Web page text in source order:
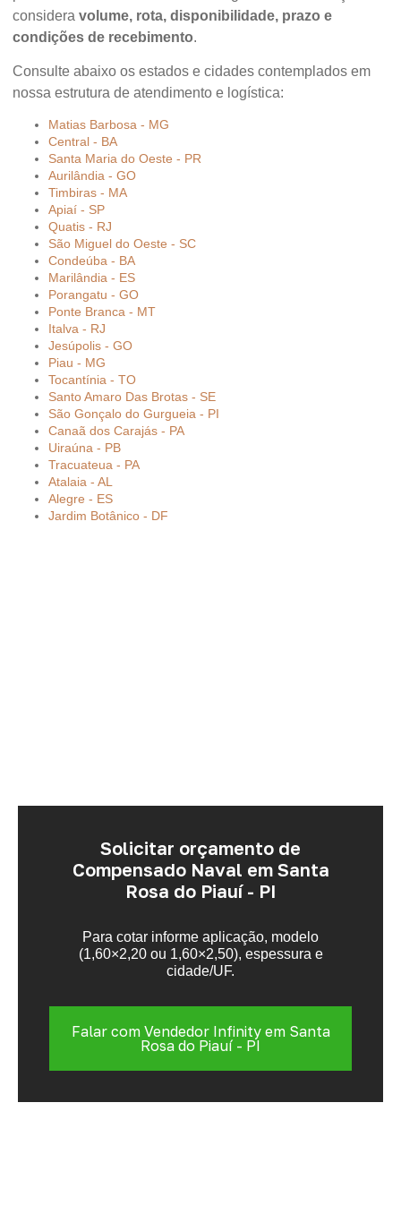
considera volume, rota, disponibilidade, prazo e
condições de recebimento.
Consulte abaixo os estados e cidades contemplados em
nossa estrutura de atendimento e logística:
Matias Barbosa - MG
Central - BA
Santa Maria do Oeste - PR
Aurilândia - GO
Timbiras - MA
Apiaí - SP
Quatis - RJ
São Miguel do Oeste - SC
Condeúba - BA
Marilândia - ES
Porangatu - GO
Ponte Branca - MT
Italva - RJ
Jesúpolis - GO
Piau - MG
Tocantínia - TO
Santo Amaro Das Brotas - SE
São Gonçalo do Gurgueia - PI
Canaã dos Carajás - PA
Uiraúna - PB
Tracuateua - PA
Atalaia - AL
Alegre - ES
Jardim Botânico - DF
Solicitar orçamento de
Compensado Naval em Santa
Rosa do Piauí - PI
Para cotar informe aplicação, modelo
(1,60×2,20 ou 1,60×2,50), espessura e
cidade/UF.
Falar com Vendedor Infinity em Santa
Rosa do Piauí - PI